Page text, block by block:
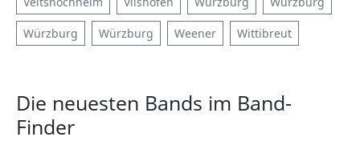
Würzburg Würzburg Weener Wittibreut
Die neuesten Bands im Band-
Finder